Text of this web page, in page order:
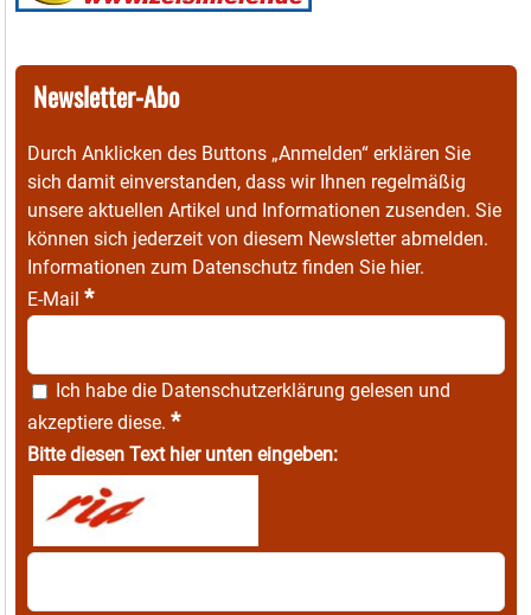
Newsletter-Abo
Durch Anklicken des Buttons „Anmelden“ erklären Sie
sich damit einverstanden, dass wir Ihnen regelmäßig
unsere aktuellen Artikel und Informationen zusenden. Sie
können sich jederzeit von diesem Newsletter abmelden.
Informationen zum Datenschutz finden Sie hier.
E-Mail *
Ich habe die Datenschutzerklärung gelesen und
akzeptiere diese. *
Bitte diesen Text hier unten eingeben: